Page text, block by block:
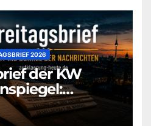
2026
der KW
de]